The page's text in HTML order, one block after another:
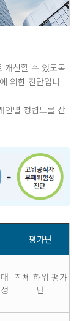
개선할 수 있도록
의한 진단입니
인별 청렴도를 산
평가단
전체 하위 평가
단